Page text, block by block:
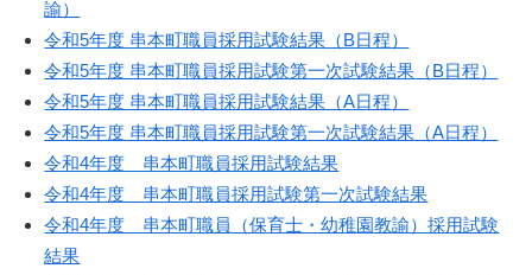
諭）
令和5年度 串本町職員採用試験結果（B日程）
令和5年度 串本町職員採用試験第一次試験結果（B日程）
令和5年度 串本町職員採用試験結果（A日程）
令和5年度 串本町職員採用試験第一次試験結果（A日程）
令和4年度 串本町職員採用試験結果
令和4年度 串本町職員採用試験第一次試験結果
令和4年度 串本町職員（保育士・幼稚園教諭）採用試験
結果